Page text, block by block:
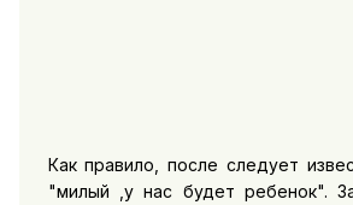
Как правило, после следует
"милый ,у нас будет ребенок".